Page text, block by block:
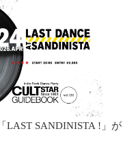
LAST SANDINISTA !」が